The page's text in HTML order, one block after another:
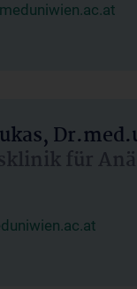
für